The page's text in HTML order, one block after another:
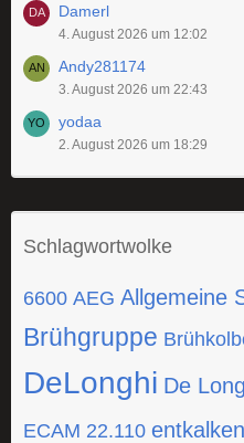
Damerl
4. August 2026 um 12:02
Andy281174
3. August 2026 um 22:43
yodaa
2. August 2026 um 18:29
Schlagwortwolke
6600 AEG Allgemeine
Brühgruppe
DeLonghi De
ECAM 22.110 entkalken